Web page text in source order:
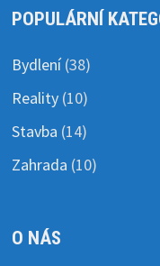
POPULÁRNÍ
Bydlení(38)
Reality(10)
Stavba (14)
Zahrada (10)
O NÁS